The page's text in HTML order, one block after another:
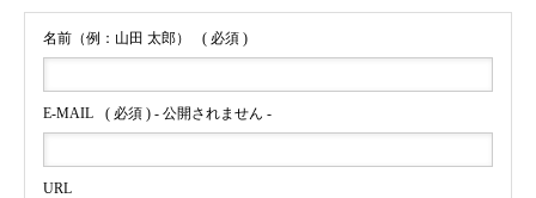
名前（例：山田 太郎） ( 必須 )
E-MAIL ( 必須 ) - 公開されません -
URL